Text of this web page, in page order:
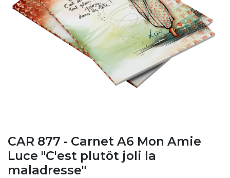
CAR 877 - Carnet A6 Mon Amie
Luce "C'est plutôt joli la
maladresse"